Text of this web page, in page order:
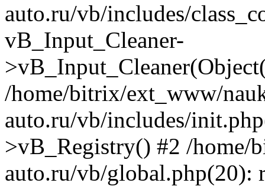
auto.ru/vb/includes/
vB_Input_Cleaner-
/home/bitrix/ext_www/
auto.ru/vb/includes/
>vB_Registry() #2 /home/
auto.ru/vb/global.php(20):